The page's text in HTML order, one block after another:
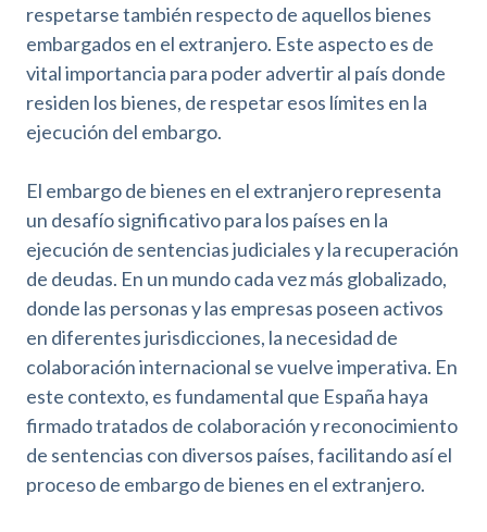
respetarse también respecto de aquellos bienes
embargados en el extranjero. Este aspecto es de
vital importancia para poder advertir al país donde
residen los bienes, de respetar esos límites en la
ejecución del embargo.
El embargo de bienes en el extranjero representa
un desafío significativo para los países en la
ejecución de sentencias judiciales y la recuperación
de deudas. En un mundo cada vez más globalizado,
donde las personas y las empresas poseen activos
en diferentes jurisdicciones, la necesidad de
colaboración internacional se vuelve imperativa. En
este contexto, es fundamental que España haya
firmado tratados de colaboración y reconocimiento
de sentencias con diversos países, facilitando así el
proceso de embargo de bienes en el extranjero.